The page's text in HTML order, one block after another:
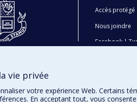
Accès protégé
Nous joindre
Facebook |
vie privée
votre expérience Web. Certains
En acceptant tout, vous